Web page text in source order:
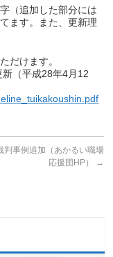
（追加した部分には
ます。また、更新理
だけます。
（平成28年4月12
判事例追加（あかるい職場
応援団HP）
→